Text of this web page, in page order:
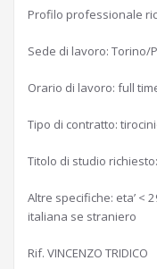
Profilo professionale
Sede di lavoro: Torino/
Orario di lavoro: full
Tipo di contratto:
Titolo di studio
Altre specifiche: eta’ <
italiana se straniero
Rif. VINCENZO TRIDICO